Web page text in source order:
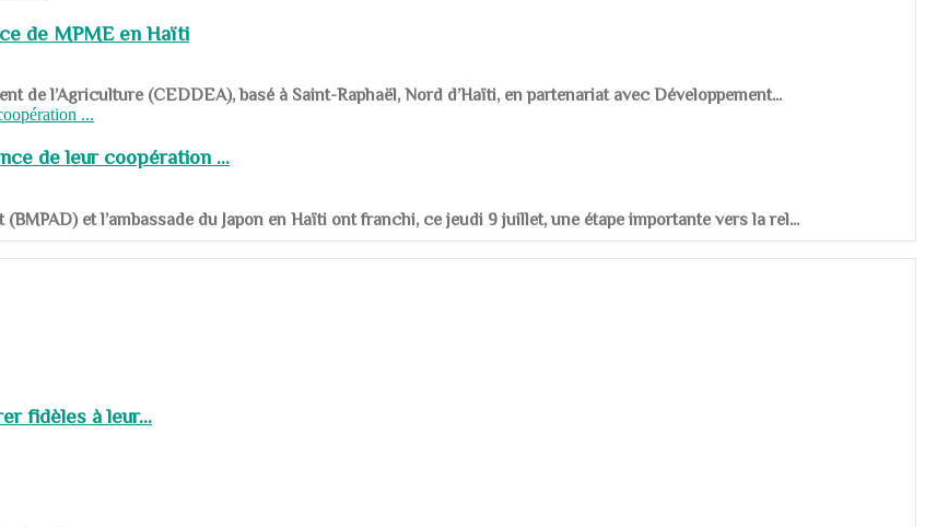
de MPME en Haïti
de l’Agriculture (CEDDEA), basé à Saint-Raphaël, Nord d’Haïti, en partenariat avec Développement...
de leur coopération ...
et l’ambassade du Japon en Haïti ont franchi, ce jeudi 9 juillet, une étape importante vers la rel...
fidèles à leur...